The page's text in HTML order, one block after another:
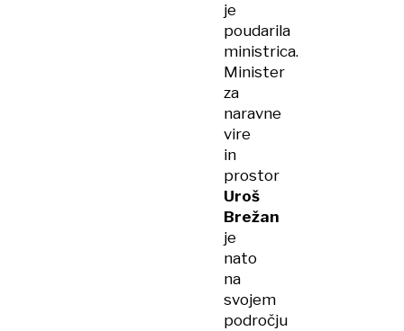
je
poudarila
ministrica.
Minister
za
naravne
vire
in
prostor
Uroš
Brežan
je
nato
na
svojem
področju